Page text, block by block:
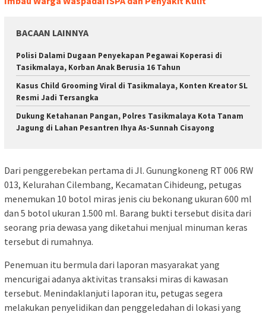
BACAAN LAINNYA
Polisi Dalami Dugaan Penyekapan Pegawai Koperasi di
Tasikmalaya, Korban Anak Berusia 16 Tahun
Kasus Child Grooming Viral di Tasikmalaya, Konten Kreator SL
Resmi Jadi Tersangka
Dukung Ketahanan Pangan, Polres Tasikmalaya Kota Tanam
Jagung di Lahan Pesantren Ihya As-Sunnah Cisayong
Dari penggerebekan pertama di Jl. Gunungkoneng RT 006 RW
013, Kelurahan Cilembang, Kecamatan Cihideung, petugas
menemukan 10 botol miras jenis ciu bekonang ukuran 600 ml
dan 5 botol ukuran 1.500 ml. Barang bukti tersebut disita dari
seorang pria dewasa yang diketahui menjual minuman keras
tersebut di rumahnya.
Penemuan itu bermula dari laporan masyarakat yang
mencurigai adanya aktivitas transaksi miras di kawasan
tersebut. Menindaklanjuti laporan itu, petugas segera
melakukan penyelidikan dan penggeledahan di lokasi yang